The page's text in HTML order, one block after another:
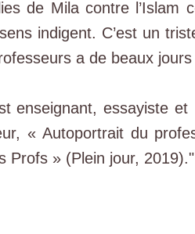
de Mila contre
indigent. C’est un
a de beaux
enseignant, essayiste
« Autoportrait du
Profs » (Plein jour, 2019)."